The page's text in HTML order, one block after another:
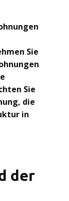
Sie
Sie
die
in
der